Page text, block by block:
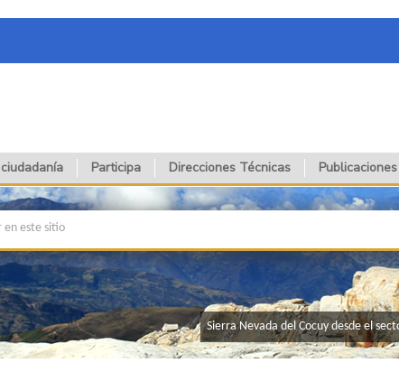
Participa Direcciones Técnicas Publicaciones
​​​​​​​​​​​​​​​​​​​​​​​​​​​​​​​​​​​​​​​​​​​​​Sierra Nevada del Cocuy desde el